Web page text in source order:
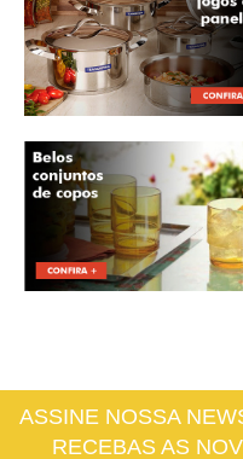
ASSINE NOSSA
RECEBAS AS